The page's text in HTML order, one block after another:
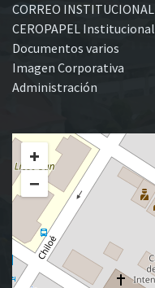
CORREO INSTITUCIONAL
CEROPAPEL Institucional
Documentos varios
Imagen Corporativa
Administración
+
−